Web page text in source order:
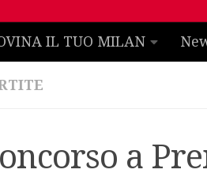
IL TUO MILAN
a